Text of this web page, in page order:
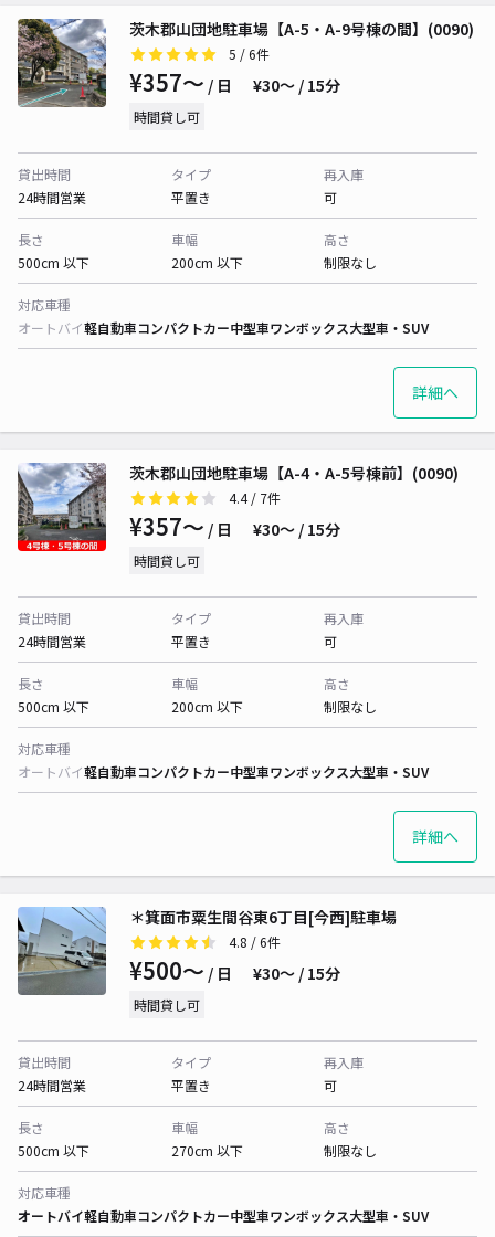
茨木郡山団地駐車場【A-5・A-9号棟の間】(0090)
5 / 6件
¥357〜 / 日 ¥30〜 / 15分
時間貸し可
貸出時間
24時間営業
タイプ
平置き
再入庫
可
長さ
500cm 以下
車幅
200cm 以下
高さ
制限なし
対応車種
オートバイ軽自動車コンパクトカー中型車ワンボックス大型車・SUV
詳細へ
茨木郡山団地駐車場【A-4・A-5号棟前】(0090)
4.4/ 7件
¥357〜 / 日 ¥30〜 / 15分
時間貸し可
貸出時間
24時間営業
タイプ
平置き
再入庫
可
長さ
500cm 以下
車幅
200cm 以下
高さ
制限なし
対応車種
オートバイ軽自動車コンパクトカー中型車ワンボックス大型車・SUV
詳細へ
＊箕面市粟生間谷東6丁目[今西]駐車場
4.8 / 6件
¥500〜 / 日 ¥30〜 / 15分
時間貸し可
貸出時間
24時間営業
タイプ
平置き
再入庫
可
長さ
500cm 以下
車幅
270cm 以下
高さ
制限なし
対応車種
オートバイ軽自動車コンパクトカー中型車ワンボックス大型車・SUV